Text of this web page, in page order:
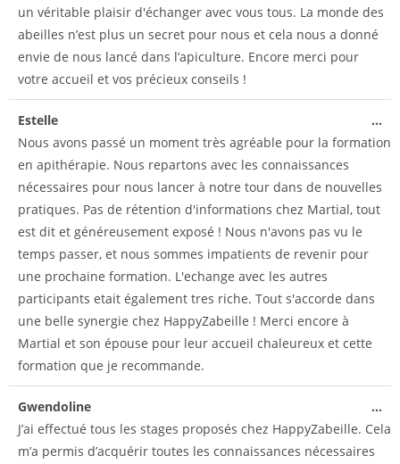
un véritable plaisir d'échanger avec vous tous. La monde des
abeilles n’est plus un secret pour nous et cela nous a donné
envie de nous lancé dans l’apiculture. Encore merci pour
votre accueil et vos précieux conseils !
Estelle
Nous avons passé un moment très agréable pour la formation
en apithérapie. Nous repartons avec les connaissances
nécessaires pour nous lancer à notre tour dans de nouvelles
pratiques. Pas de rétention d'informations chez Martial, tout
est dit et généreusement exposé ! Nous n'avons pas vu le
temps passer, et nous sommes impatients de revenir pour
une prochaine formation. L'echange avec les autres
participants etait également tres riche. Tout s'accorde dans
une belle synergie chez HappyZabeille ! Merci encore à
Martial et son épouse pour leur accueil chaleureux et cette
formation que je recommande.
...
Gwendoline
J’ai effectué tous les stages proposés chez HappyZabeille. Cela
m’a permis d’acquérir toutes les connaissances nécessaires
...